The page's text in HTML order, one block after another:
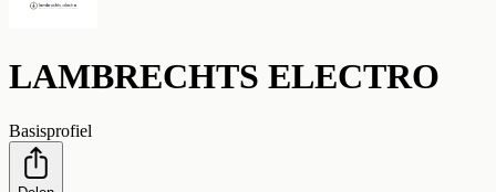
LAMBRECHTS ELECTRO
Basisprofiel